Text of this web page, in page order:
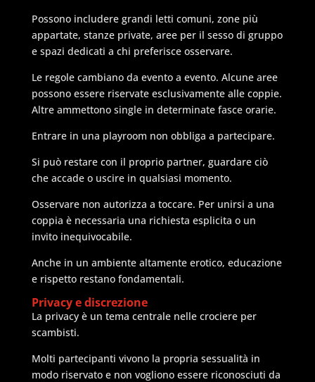
Possono includere grandi letti comuni, zone più
appartate, stanze private, aree per il sesso di gruppo
e spazi dedicati a chi preferisce osservare.
Le regole cambiano da evento a evento. Alcune aree
possono essere riservate esclusivamente alle coppie.
Altre ammettono single in determinate fasce orarie.
Entrare in una playroom non obbliga a partecipare.
Si può restare con il proprio partner, guardare ciò
che accade o uscire in qualsiasi momento.
Osservare non autorizza a toccare. Per unirsi a una
coppia è necessaria una richiesta esplicita o un
invito inequivocabile.
Anche in un ambiente altamente erotico, educazione
e rispetto restano fondamentali.
Privacy e discrezione
La privacy è un tema centrale nelle crociere per
scambisti.
Molti partecipanti vivono la propria sessualità in
modo riservato e non vogliono essere riconosciuti da